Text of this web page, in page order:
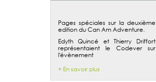
Pages spéciales sur la deuxième
edition du Can Am Adventure.
Edyth Quincé et Thierry Driffort
représentaient le Codever sur
l'évènement
+ En savoir plus